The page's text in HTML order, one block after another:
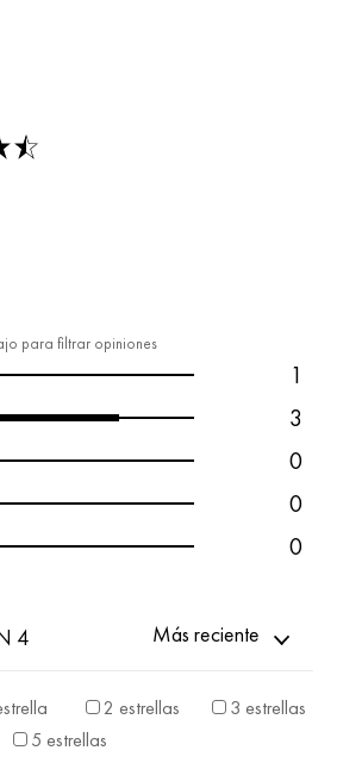
para filtrar opiniones
1
3
0
0
0
4 Más reciente
2 estrellas
3 estrellas
5 estrellas